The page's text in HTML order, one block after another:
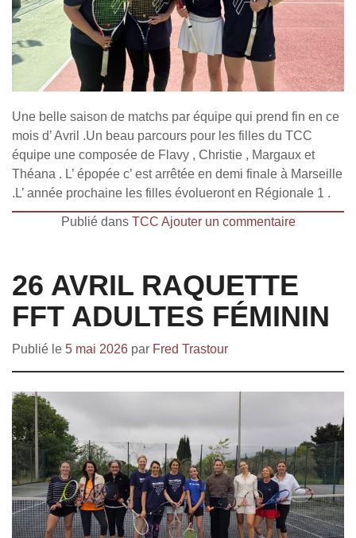
Une belle saison de matchs par équipe qui prend fin en ce
mois d’ Avril .Un beau parcours pour les filles du TCC
équipe une composée de Flavy , Christie , Margaux et
Théana . L’ épopée c’ est arrêtée en demi finale à Marseille
.L’ année prochaine les filles évolueront en Régionale 1 .
Publié dans TCC Ajouter un commentaire
26 AVRIL RAQUETTE
FFT ADULTES FÉMININ
Publié le 5 mai 2026 par Fred Trastour